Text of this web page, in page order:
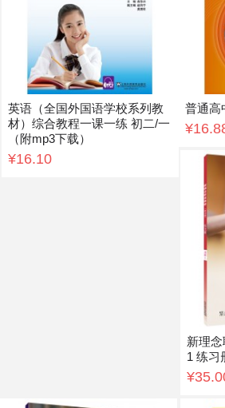
英语（全国外国语学校系列教
材）综合教程一课一练 初二/一
（附mp3下载）
¥16.10
普通高
新理
1 练习